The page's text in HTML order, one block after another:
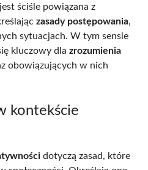
ściśle powiązana z
zasady postępowania,
sytuacjach. W tym sensie
kluczowy dla zrozumienia
obowiązujących w nich
kontekście
dotyczą zasad, które